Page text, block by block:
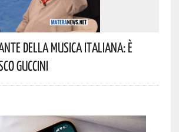
Della Musica Italiana: È
Guccini